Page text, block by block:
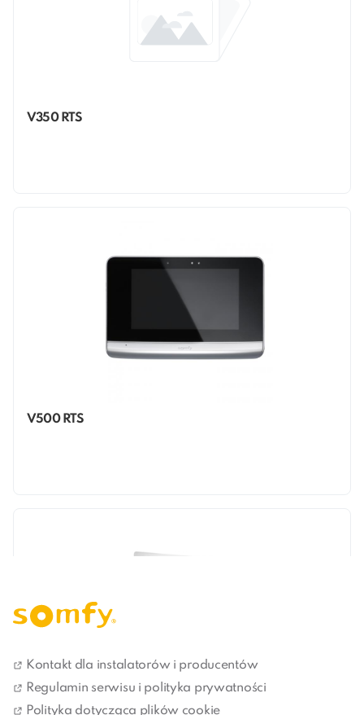
V350 RTS
V500 RTS
Kontakt dla instalatorów i producentów
Regulamin serwisu i polityka prywatności
Polityka dotycząca plików cookie